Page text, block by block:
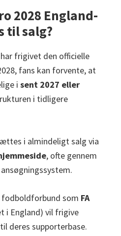
2028 England-
til salg?
har frigivet den officielle
fans kan forvente, at
i sent 2027 eller
i tidligere
i almindeligt salg via
, ofte gennem
fodboldforbund som FA
i England) vil frigive
deres supporterbase.